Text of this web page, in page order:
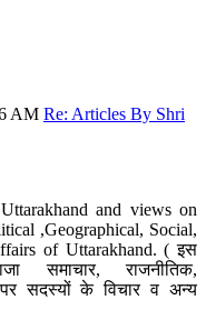
AM Re: Articles By Shri
and views on
,Geographical, Social,
of Uttarakhand. ( इस
राजनीतिक,
पर सदस्यों के विचार व अन्य